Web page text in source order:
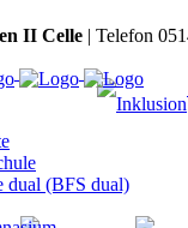
II Celle | Telefon
dual (BFS dual)